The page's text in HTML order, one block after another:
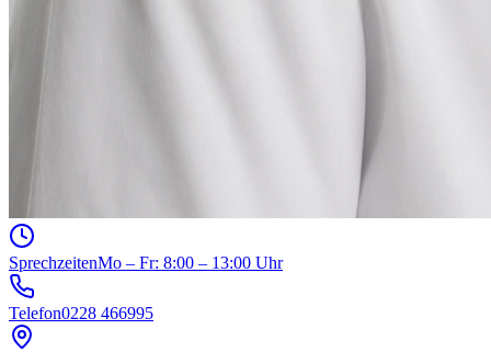
SprechzeitenMo – Fr: 8:00 – 13:00 Uhr
Telefon0228 466995